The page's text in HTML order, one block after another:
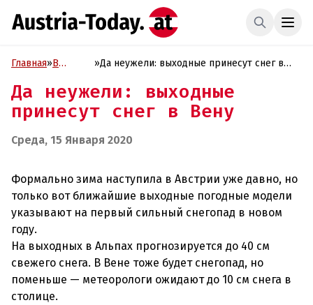
Главная»В
»Да неужели: выходные принесут снег в
Да неужели: выходные
принесут снег в Вену
Среда, 15 Января 2020
Формально зима наступила в Австрии уже давно, но
только вот ближайшие выходные погодные модели
указывают на первый сильный снегопад в новом
году.
На выходных в Альпах прогнозируется до 40 см
свежего снега. В Вене тоже будет снегопад, но
поменьше — метеорологи ожидают до 10 см снега в
столице.